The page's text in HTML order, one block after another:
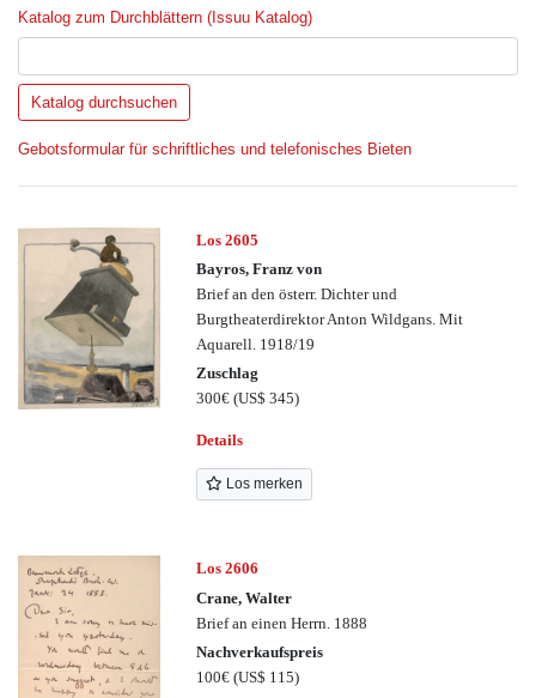
Katalog zum Durchblättern (Issuu Katalog)
Gebotsformular für schriftliches und telefonisches Bieten
Los 2605
Bayros, Franz von
Brief an den österr. Dichter und
Burgtheaterdirektor Anton Wildgans. Mit
Aquarell. 1918/19
Zuschlag
300€(US$ 345)
Details
Los merken
Los 2606
Crane, Walter
Brief an einen Herrn. 1888
Nachverkaufspreis
100€(US$ 115)